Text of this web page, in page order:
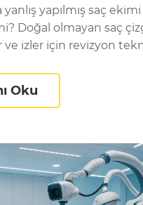
yanlış yapılmış saç ekimi
Doğal olmayan saç
izler için revizyon
Oku Başarısız Saç